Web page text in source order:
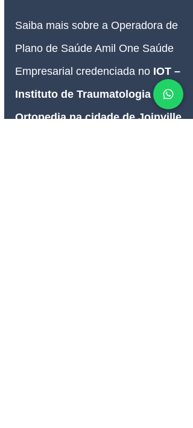
Saiba mais sobre a Operadora de
Plano de Saúde Amil One Saúde
Empresarial credenciada no IOT –
Instituto de Traumatologia e
Ortopedia na cidade de Joinville